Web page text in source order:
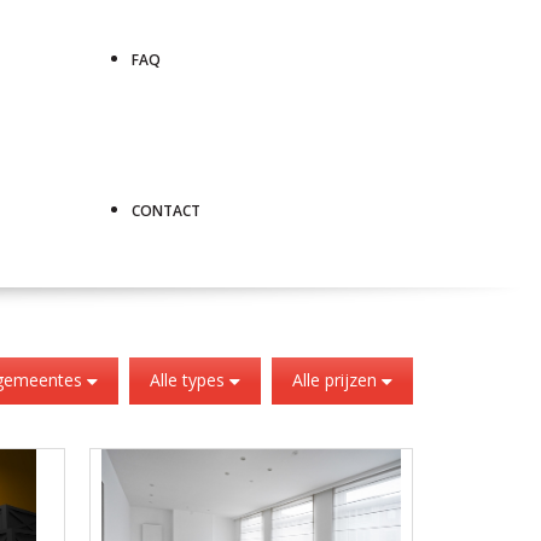
FAQ
CONTACT
Alle types Alle prijzen